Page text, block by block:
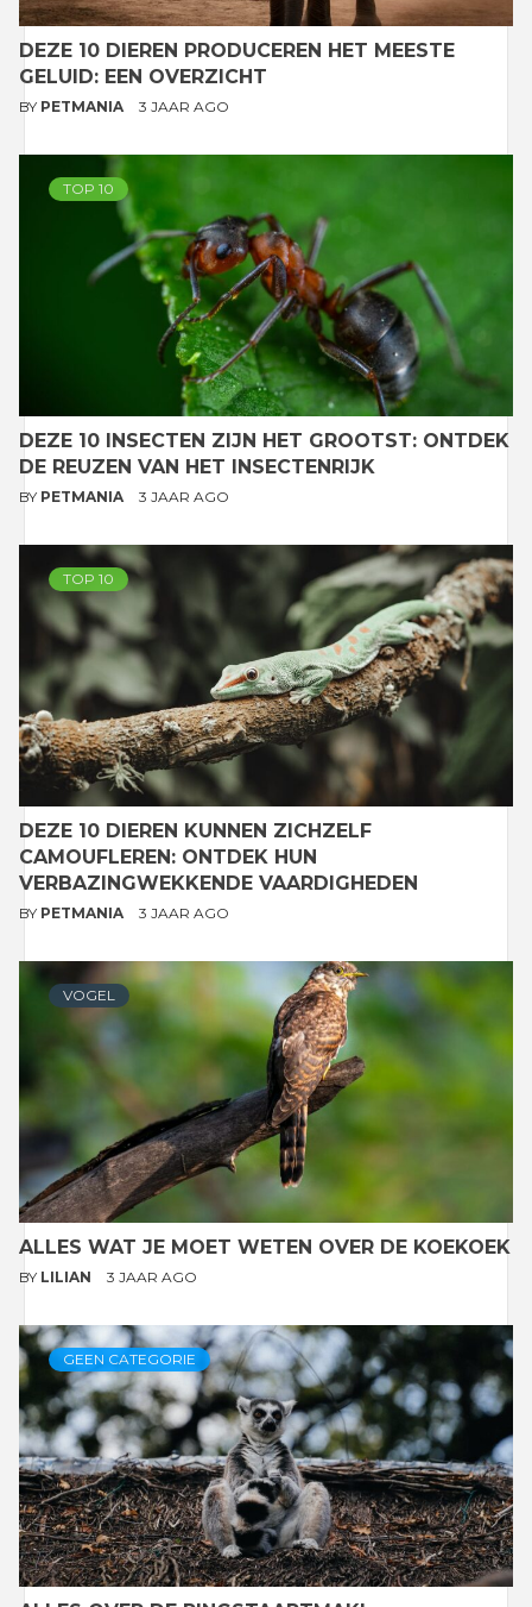
DEZE 10 DIEREN PRODUCEREN HET MEESTE
GELUID: EEN OVERZICHT
BY PETMANIA 3 JAAR AGO
TOP 10
DEZE 10 INSECTEN ZIJN HET GROOTST: ONTDEK
DE REUZEN VAN HET INSECTENRIJK
BY PETMANIA 3 JAAR AGO
TOP 10
DEZE 10 DIEREN KUNNEN ZICHZELF
CAMOUFLEREN: ONTDEK HUN
VERBAZINGWEKKENDE VAARDIGHEDEN
BY PETMANIA 3 JAAR AGO
VOGEL
ALLES WAT JE MOET WETEN OVER DE KOEKOEK
BY LILIAN 3 JAAR AGO
GEEN CATEGORIE